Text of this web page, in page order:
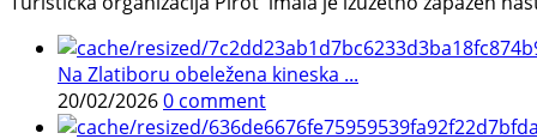
Na Zlatiboru obeležena kineska ...
20/02/20260 comment